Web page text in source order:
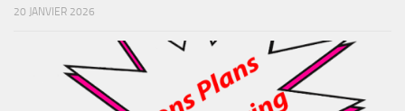
20 JANVIER 2026